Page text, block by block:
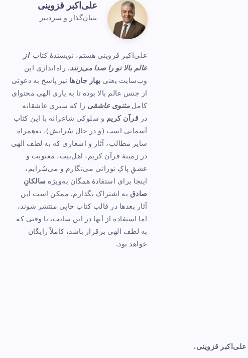
علی‌اکبر
قزوینی
علی‌اکبر قزوینی
بنیان‌گذار و سردبیر
علی‌اکبر قزوینی هستم، نویسندهٔ کتاباز
عالم بالا تو را صدا می‌زنند. راه‌اندازی این
وب‌سایت یعنی بهار جان‌ها نیز پاسخ به دعوتی
از جنس عالم بالا بوده تا به یاری الهی محتوای
کاملمثنوی عاشقی را که سیری عاشقانه
در قرآن کریم و سلوکی شاعرانه با این کتاب
آسمانی است (و در حال سُرایش)، به‌همراه
سایر مطالب، آثار و اشعاری که به لطف الهی
در زمینهٔ قرآن کریم، اهل‌بیت، معنویت و
عشقِ پاکِ نورانی می‌نگارم و می‌سُرایم،
اینجا برای استفادهٔ همگان به‌ویژه سالکانِ
صادق به اشتراک بگذارم. ممکن است این
آثار بعدها در قالب کتاب چاپی منتشر شوند،
اما استفاده از آنها در این سایت، تا وقتی که
به لطف الهی برقرار باشد، کاملاً رایگان
خواهد بود.
علی‌اکبر قزوینی.